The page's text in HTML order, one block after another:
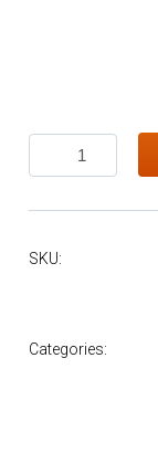
Kurkuma
Gezichts
olie
Perfect'
SKU:
Categories: